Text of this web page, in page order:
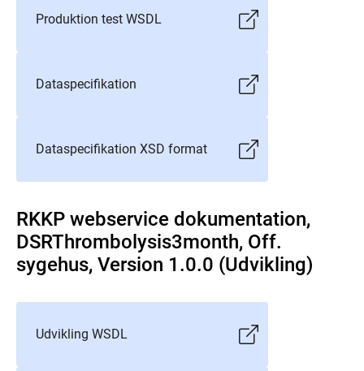
Produktion test WSDL
Dataspecifikation
Dataspecifikation XSD format
RKKP webservice dokumentation,
DSRThrombolysis3month, Off.
sygehus, Version 1.0.0 (Udvikling)
Udvikling WSDL